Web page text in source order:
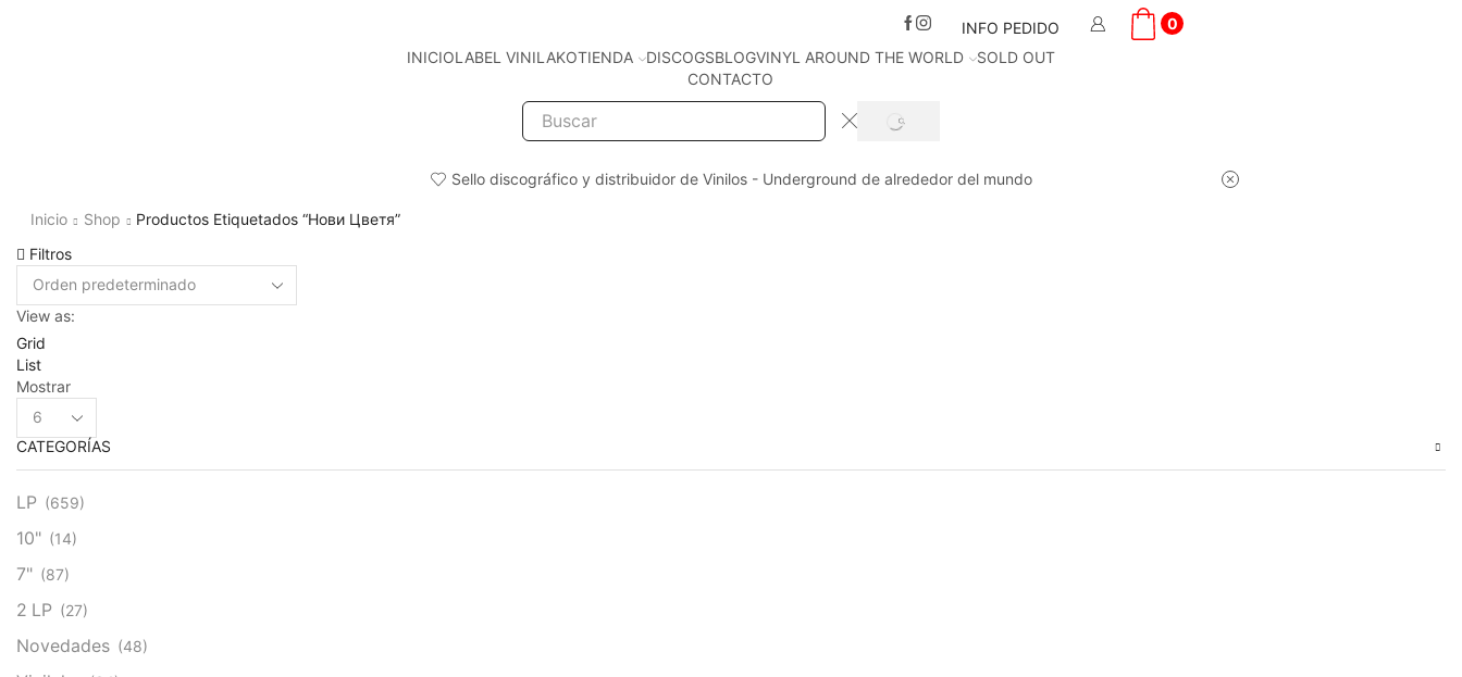
INFO PEDIDO
0
INICIOLABEL VINILAKOTIENDA DISCOGSBLOGVINYL AROUND THE WORLD
SOLD OUT
CONTACTO
Search
SEARCH
Sello discográfico y distribuidor de Vinilos - Underground de alrededor del mundo
Inicio Shop
Productos Etiquetados “Нови Цветя”
Filtros
View as:
Grid
List
Mostrar
Products
per
page
CATEGORÍAS
LP (659)
10" (14)
7" (87)
2 LP (27)
Novedades (48)